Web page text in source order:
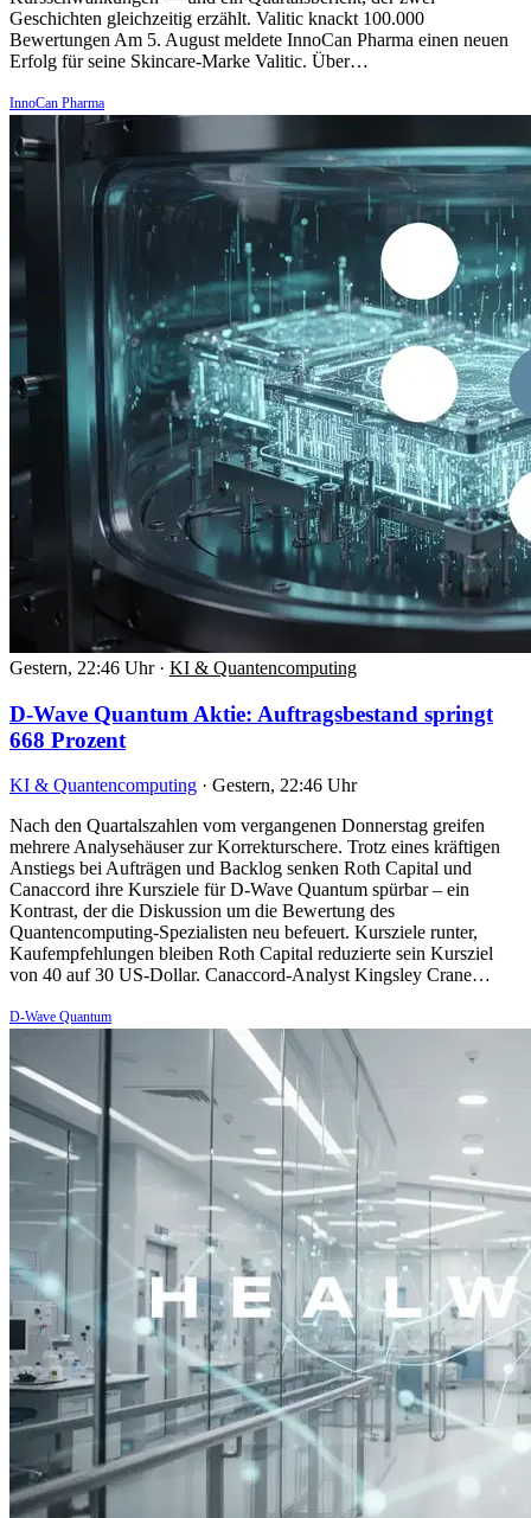
Geschichten gleichzeitig erzählt. Valitic knackt 100.000
Bewertungen Am 5. August meldete InnoCan Pharma einen neuen
Erfolg für seine Skincare-Marke Valitic. Über…
InnoCan Pharma
Gestern, 22:46 Uhr · KI & Quantencomputing
D-Wave Quantum Aktie: Auftragsbestand springt
668 Prozent
KI & Quantencomputing · Gestern, 22:46 Uhr
Nach den Quartalszahlen vom vergangenen Donnerstag greifen
mehrere Analysehäuser zur Korrekturschere. Trotz eines kräftigen
Anstiegs bei Aufträgen und Backlog senken Roth Capital und
Canaccord ihre Kursziele für D-Wave Quantum spürbar – ein
Kontrast, der die Diskussion um die Bewertung des
Quantencomputing-Spezialisten neu befeuert. Kursziele runter,
Kaufempfehlungen bleiben Roth Capital reduzierte sein Kursziel
von 40 auf 30 US-Dollar. Canaccord-Analyst Kingsley Crane…
D-Wave Quantum